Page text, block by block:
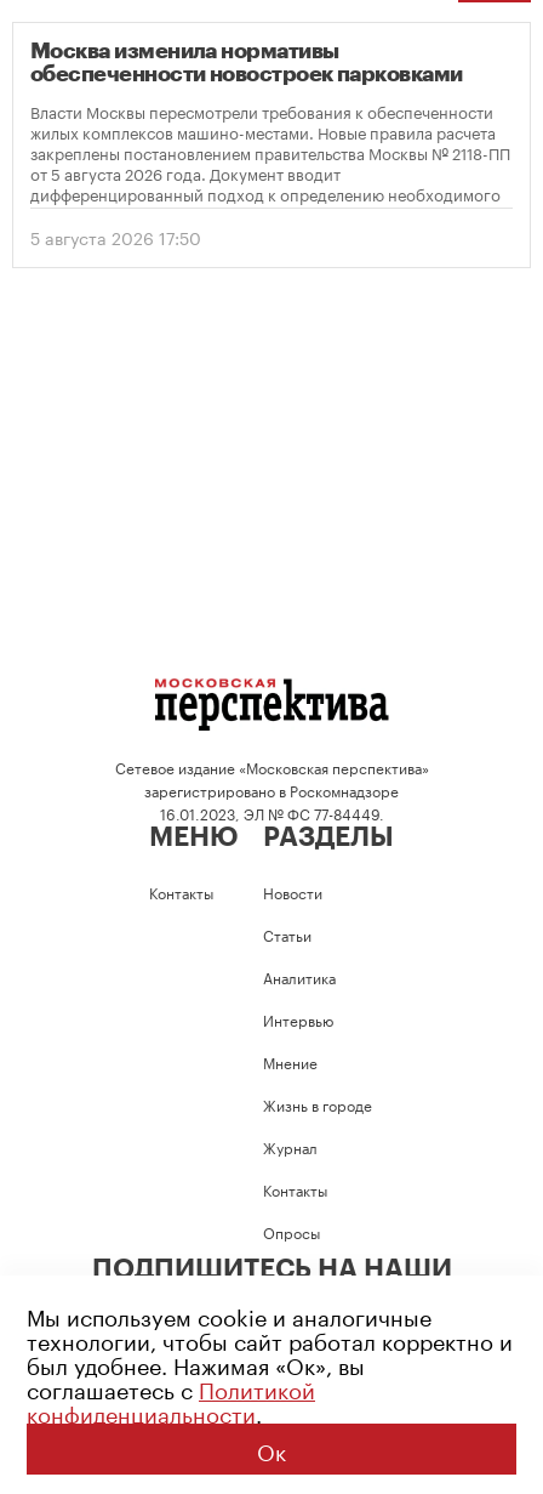
Москва изменила нормативы
обеспеченности новостроек парковками
Власти Москвы пересмотрели требования к обеспеченности
жилых комплексов машино-местами. Новые правила расчета
закреплены постановлением правительства Москвы № 2118-ПП
от 5 августа 2026 года. Документ вводит
дифференцированный подход к определению необходимого
количества парковок в зависимости от площади квартир и
устанавливает переходный период для уже согласованных
проектов.
5 августа 2026 17:50
Сетевое издание «Московская перспектива»
зарегистрировано в Роскомнадзоре
16.01.2023, ЭЛ № ФС 77-84449.
МЕНЮ
Контакты
РАЗДЕЛЫ
Новости
Статьи
Аналитика
Интервью
Мнение
Жизнь в городе
Журнал
Контакты
Опросы
ПОДПИШИТЕСЬ НА НАШИ
Возрастное ограничение: 16+
Политика конфиденциальности
© 2026 Все права защищены
Мы используем cookie и аналогичные
технологии, чтобы сайт работал корректно и
был удобнее. Нажимая «Ок», вы
соглашаетесь с Политикой
конфиденциальности.
Ок